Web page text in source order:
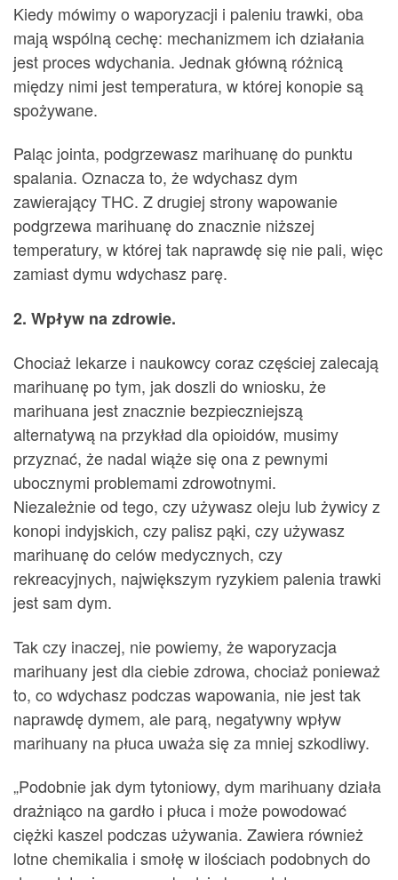
Kiedy mówimy o waporyzacji i paleniu trawki, oba
mają wspólną cechę: mechanizmem ich działania
jest proces wdychania. Jednak główną różnicą
między nimi jest temperatura, w której konopie są
spożywane.
Paląc jointa, podgrzewasz marihuanę do punktu
spalania. Oznacza to, że wdychasz dym
zawierający THC. Z drugiej strony wapowanie
podgrzewa marihuanę do znacznie niższej
temperatury, w której tak naprawdę się nie pali, więc
zamiast dymu wdychasz parę.
2. Wpływ na zdrowie.
Chociaż lekarze i naukowcy coraz częściej zalecają
marihuanę po tym, jak doszli do wniosku, że
marihuana jest znacznie bezpieczniejszą
alternatywą na przykład dla opioidów, musimy
przyznać, że nadal wiąże się ona z pewnymi
ubocznymi problemami zdrowotnymi.
Niezależnie od tego, czy używasz oleju lub żywicy z
konopi indyjskich, czy palisz pąki, czy używasz
marihuanę do celów medycznych, czy
rekreacyjnych, największym ryzykiem palenia trawki
jest sam dym.
Tak czy inaczej, nie powiemy, że waporyzacja
marihuany jest dla ciebie zdrowa, chociaż ponieważ
to, co wdychasz podczas wapowania, nie jest tak
naprawdę dymem, ale parą, negatywny wpływ
marihuany na płuca uważa się za mniej szkodliwy.
„Podobnie jak dym tytoniowy, dym marihuany działa
drażniąco na gardło i płuca i może powodować
ciężki kaszel podczas używania. Zawiera również
lotne chemikalia i smołę w ilościach podobnych do